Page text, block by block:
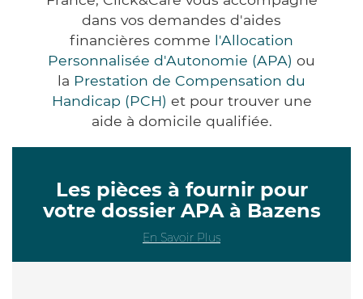
dans vos demandes d'aides
financières comme l'Allocation
Personnalisée d'Autonomie (APA) ou
la Prestation de Compensation du
Handicap (PCH) et pour trouver une
aide à domicile qualifiée.
Les pièces à fournir pour
votre dossier APA à Bazens
En Savoir Plus